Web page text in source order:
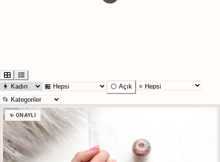
⚪ Açık
✨ ONAYLI